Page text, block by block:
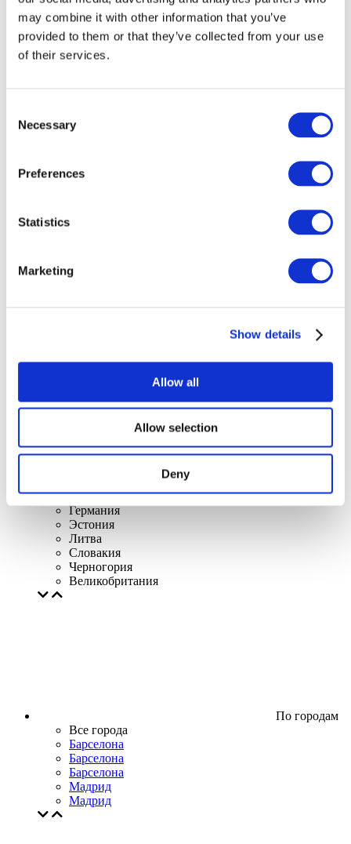
may combine it with other information that you’ve
provided to them or that they’ve collected from your use
of their services.
Selection
Necessary
Preferences
Statistics
Marketing
Show details
Allow all
Allow selection
Deny
Музыка
Эстрада
Применить
Венгрия
Швейцария
Турция
Германия
Эстония
Литва
Словакия
Черногория
Великобритания
По городам
Все города
Барселона
Барселона
Барселона
Мадрид
Мадрид